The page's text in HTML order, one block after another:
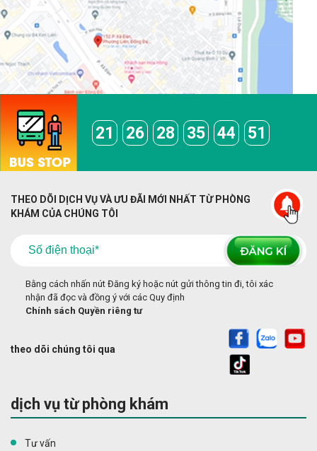
21 26 28 35 44 51
THEO DÕI DỊCH VỤ VÀ ƯU ĐÃI MỚI NHẤT TỪ PHÒNG
KHÁM CỦA CHÚNG TÔI
Bằng cách nhấn nút Đăng ký hoặc nút gửi thông tin đi, tôi xác
nhận đã đọc và đồng ý với các Quy định
Chính sách Quyền riêng tư
theo dõi chúng tôi qua
dịch vụ từ phòng khám
Tư vấn